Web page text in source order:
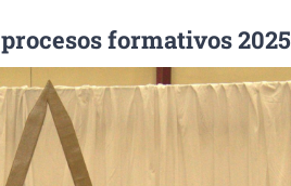
formativos 2025